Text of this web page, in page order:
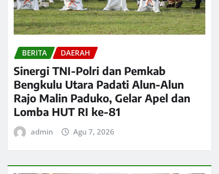
BERITA DAERAH
Sinergi TNI-Polri dan Pemkab
Bengkulu Utara Padati Alun-Alun
Rajo Malin Paduko, Gelar Apel dan
Lomba HUT RI ke-81
admin Agu 7, 2026